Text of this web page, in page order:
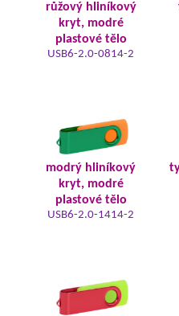
růžový hliníkový
kryt, modré
plastové tělo
USB6-2.0-0814-2
modrý hliníkový
kryt, modré
plastové tělo
USB6-2.0-1414-2